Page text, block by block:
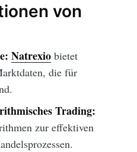
von
Natrexiobietet
die für
Trading:
zur effektiven